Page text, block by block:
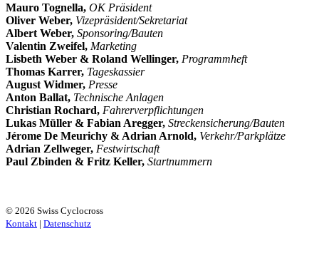
Mauro Tognella, OK Präsident
Oliver Weber, Vizepräsident/Sekretariat
Albert Weber, Sponsoring/Bauten
Valentin Zweifel, Marketing
Lisbeth Weber & Roland Wellinger, Programmheft
Thomas Karrer, Tageskassier
August Widmer, Presse
Anton Ballat, Technische Anlagen
Christian Rochard, Fahrerverpflichtungen
Lukas Müller & Fabian Aregger, Streckensicherung/Bauten
Jérome De Meurichy & Adrian Arnold, Verkehr/Parkplätze
Adrian Zellweger, Festwirtschaft
Paul Zbinden & Fritz Keller, Startnummern
© 2026 Swiss Cyclocross
Kontakt | Datenschutz